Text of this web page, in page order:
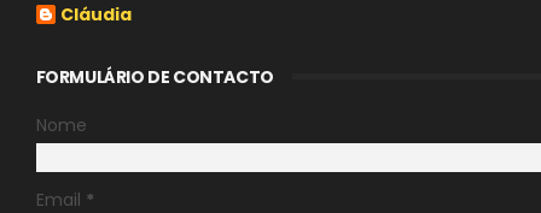
Cláudia
FORMULÁRIO DE CONTACTO
Nome
Email *